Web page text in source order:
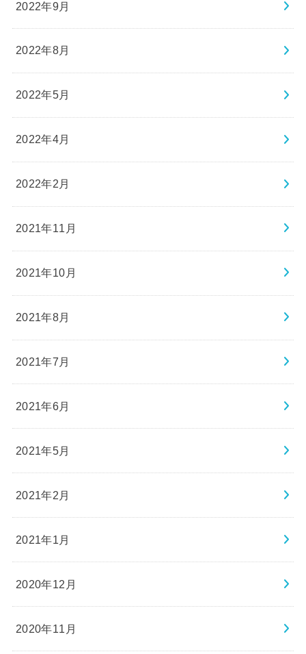
2022年9月
2022年8月
2022年5月
2022年4月
2022年2月
2021年11月
2021年10月
2021年8月
2021年7月
2021年6月
2021年5月
2021年2月
2021年1月
2020年12月
2020年11月